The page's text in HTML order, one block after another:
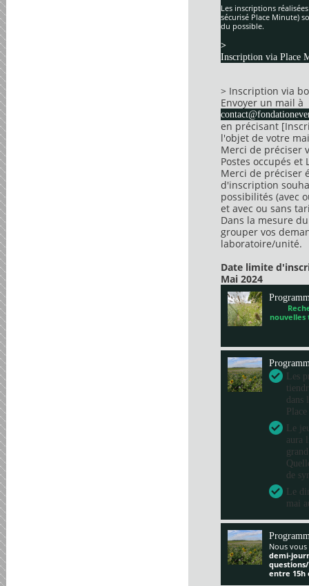
Les inscriptions
sécurisé Place Minute)
du possible.
>
Inscription via Place
> Inscription via
Envoyer un mail à
en précisant
l'objet de votre
Merci de préciser
Postes occupés et
Merci de préciser
d'inscription
possibilités (avec
et avec ou sans
Dans la mesure
grouper vos
laboratoire/unité.
Date limite
Mai 2024
nouvelles
Les
dans
Le
aura
de
Le
mai
Nous
demi-
entre 15h